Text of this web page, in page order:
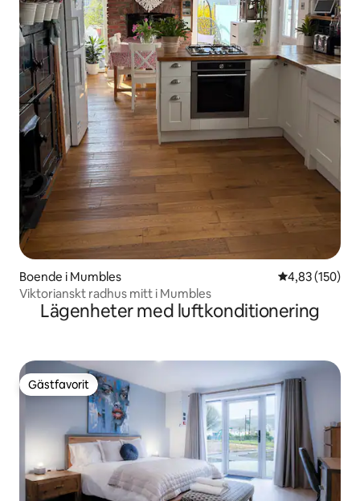
Boende i Mumbles 4,83 av 5 i
4,83 (150)
Viktorianskt radhus mitt i Mumbles
Lägenheter med luftkonditionering
Gästfavorit
Gästfavorit